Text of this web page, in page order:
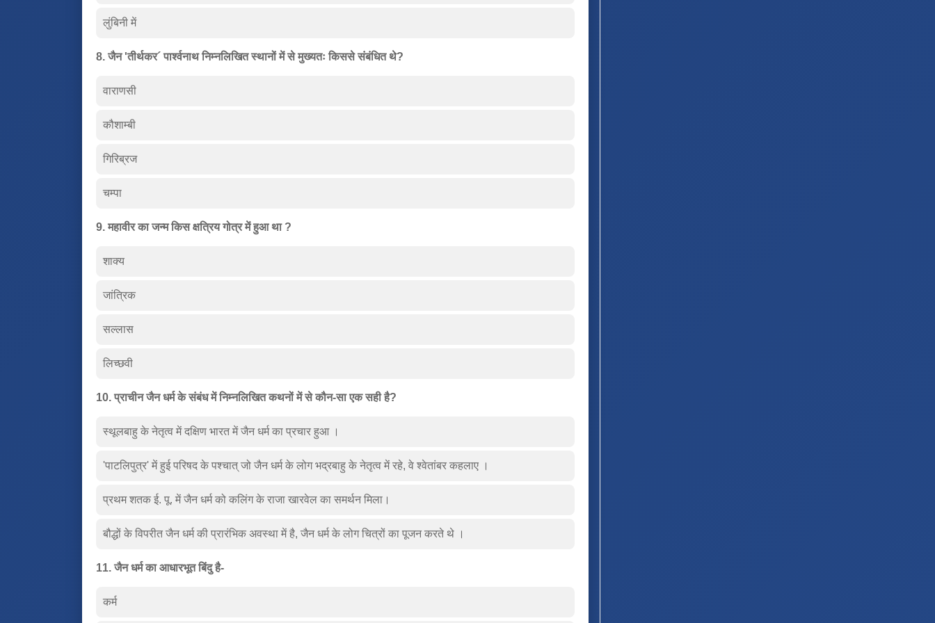
लुंबिनी में
8. जैन 'तीर्थकर´ पार्श्वनाथ निम्नलिखित स्थानों में से मुख्यतः किससे संबंधित थे?
वाराणसी
कौशाम्बी
गिरिब्रज
चम्पा
9. महावीर का जन्म किस क्षत्रिय गोत्र में हुआ था ?
शाक्य
जांत्रिक
सल्लास
लिच्छवी
10. प्राचीन जैन धर्म के संबंध में निम्नलिखित कथनों में से कौन-सा एक सही है?
स्थूलबाहु के नेतृत्व में दक्षिण भारत में जैन धर्म का प्रचार हुआ ।
'पाटलिपुत्र' में हुई परिषद के पश्चात् जो जैन धर्म के लोग भद्रबाहु के नेतृत्व में रहे, वे श्वेतांबर कहलाए ।
प्रथम शतक ई. पू. में जैन धर्म को कलिंग के राजा खारवेल का समर्थन मिला।
बौद्धों के विपरीत जैन धर्म की प्रारंभिक अवस्था में है, जैन धर्म के लोग चित्रों का पूजन करते थे ।
11. जैन धर्म का आधारभूत बिंदु है-
कर्म